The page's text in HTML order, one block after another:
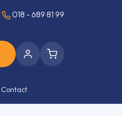
018 - 689 81 99
Contact